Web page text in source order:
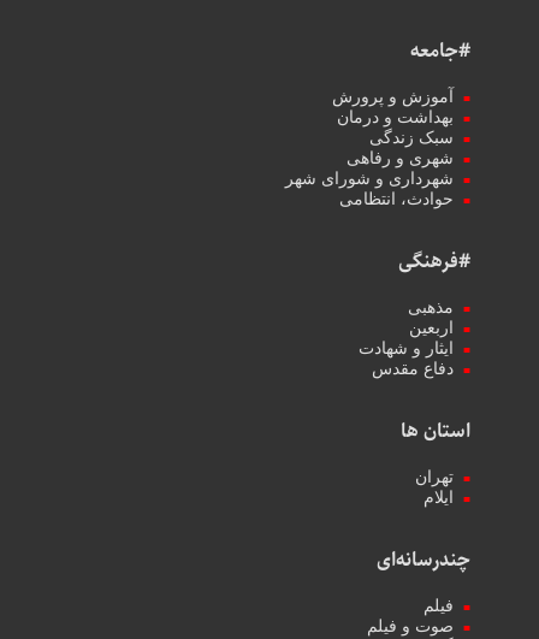
#جامعه
آموزش و پرورش
بهداشت و درمان
سبک زندگی
شهری و رفاهی
شهرداری و شورای شهر
حوادث، انتظامی
#فرهنگی
مذهبی
اربعین
ایثار و شهادت
دفاع مقدس
استان ها
تهران
ایلام
چندرسانه‌ای
فیلم
صوت و فیلم